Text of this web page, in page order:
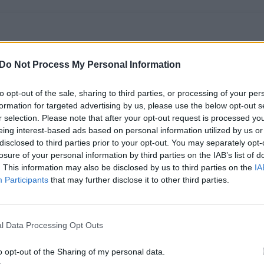
Not Process My Personal Information
opt-out of the sale, sharing to third parties, or processing of your
for targeted advertising by us, please use the below opt-out
selection. Please note that after your opt-out request is processed
interest-based ads based on personal information utilized by us
to third parties prior to your opt-out. You may separately
of your personal information by third parties on the IAB’s list of
This information may also be disclosed by us to third parties on the
Participants that may further disclose it to other third parties.
Data Processing Opt Outs
opt-out of the Sharing of my personal data.
Mirė legendinis
imtynininkas Hulkas
Hoganas(1)
Kas yra gerokai
jaunesnė H. Hogano
našlė Sky Daily?